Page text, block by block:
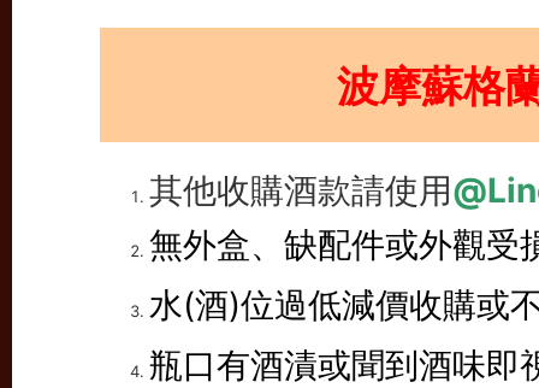
波摩蘇格
其他收購酒款請使用
無外盒、缺配件或外觀受
水(酒)位過低減價收購或
瓶口有酒漬或聞到酒味即